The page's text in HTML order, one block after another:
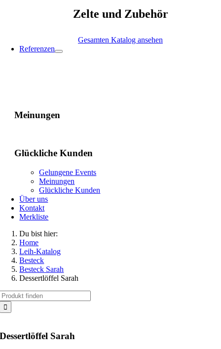
Zelte und Zubehör
Gesamten Katalog ansehen
Referenzen
Meinungen
Glückliche Kunden
Gelungene Events
Meinungen
Glückliche Kunden
Über uns
Kontakt
Merkliste
Du bist hier:
Home
Leih-Katalog
Besteck
Besteck Sarah
Dessertlöffel Sarah
Dessertlöffel Sarah